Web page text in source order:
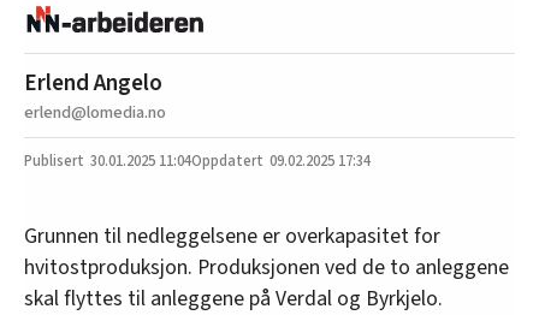
Erlend Angelo
erlend@lomedia.no
30.01.2025 11:04 09.02.2025 17:34
Grunnen til nedleggelsene er overkapasitet for
hvitostproduksjon. Produksjonen ved de to anleggene
skal flyttes til anleggene på Verdal og Byrkjelo.